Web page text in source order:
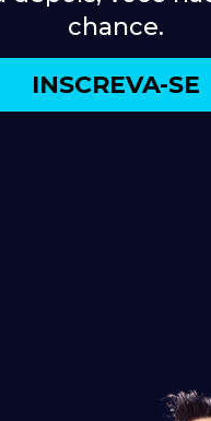
chance.
INSCREVA-SE